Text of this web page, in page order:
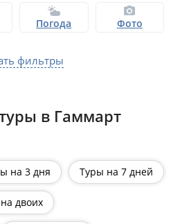
Погода Фото
фильтры
в Гаммарт
на 3 дня Туры на 7 дней
двоих